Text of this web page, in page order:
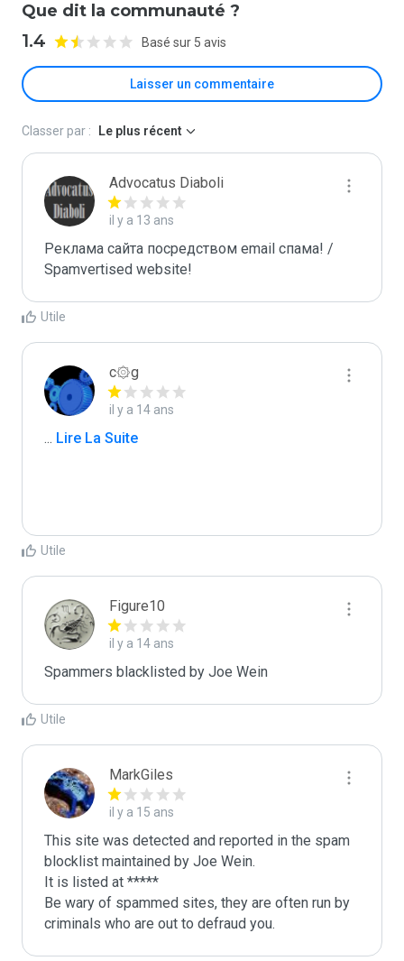
Que dit la communauté ?
1.4 Basé sur 5 avis
Laisser un commentaire
Classer par : Le plus récent
Advocatus Diaboli
il y a 13 ans
Реклама сайта посредством email спама! /
Spamvertised website!
Utile
c۞g
il y a 14 ans
... Lire La Suite
Utile
Figure10
il y a 14 ans
Spammers blacklisted by Joe Wein
Utile
MarkGiles
il y a 15 ans
This site was detected and reported in the spam
blocklist maintained by Joe Wein.
It is listed at *****
Be wary of spammed sites, they are often run by
criminals who are out to defraud you.